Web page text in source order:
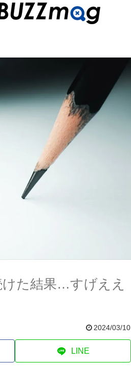
けた結果…すげええ
2024/03/10
LINE